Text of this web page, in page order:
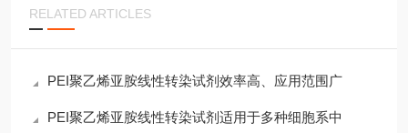
RELATED ARTICLES
PEI聚乙烯亚胺线性转染试剂效率高、应用范围广
PEI聚乙烯亚胺线性转染试剂适用于多种细胞系中